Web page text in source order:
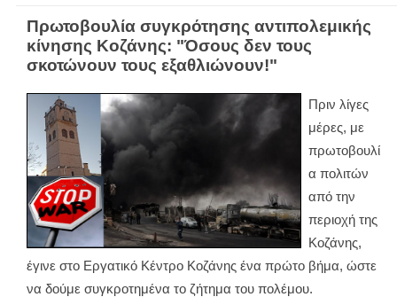
Πρωτοβουλία συγκρότησης αντιπολεμικής
κίνησης Κοζάνης: "Όσους δεν τους
σκοτώνουν τους εξαθλιώνουν!"
Πριν λίγες
μέρες, με
πρωτοβουλί
α πολιτών
από την
περιοχή της
Κοζάνης,
έγινε στο Εργατικό Κέντρο Κοζάνης ένα πρώτο βήμα, ώστε
να δούμε συγκροτημένα το ζήτημα του πολέμου.